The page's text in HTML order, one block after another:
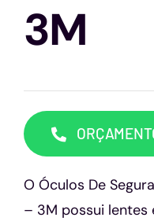
Contato
3M
O Óculos De
– 3M possui